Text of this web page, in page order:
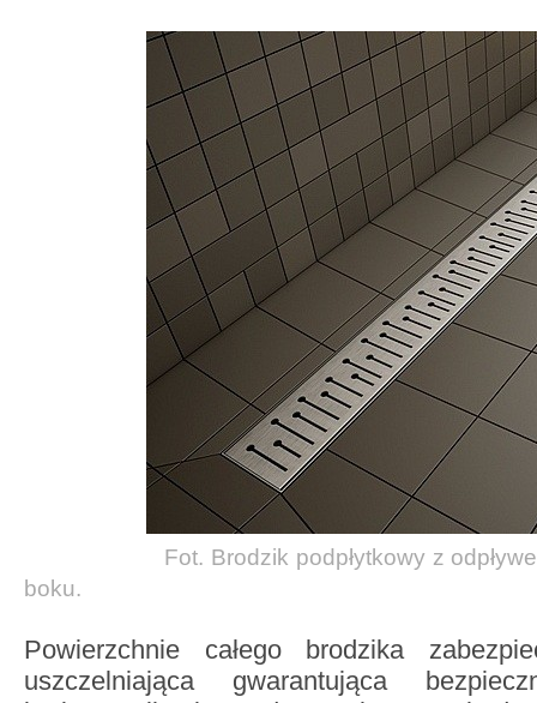
Fot. Brodzik podpłytkowy z
boku.
Powierzchnie całego brodzika
uszczelniająca gwarantująca